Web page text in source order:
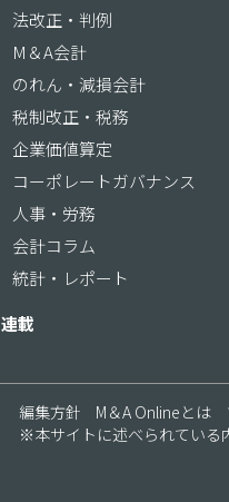
法改正・判例
M＆A会計
のれん・減損会計
税制改正・税務
企業価値算定
コーポレートガバナンス
人事・労務
会計コラム
統計・レポート
連載
編集方針 M＆A Onlineとは
※本サイトに述べられている